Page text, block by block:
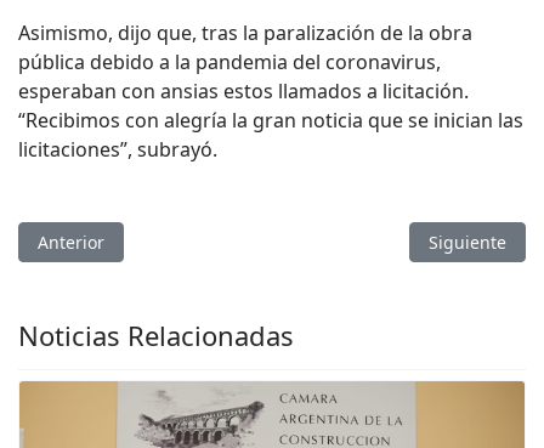
Asimismo, dijo que, tras la paralización de la obra
pública debido a la pandemia del coronavirus,
esperaban con ansias estos llamados a licitación.
“Recibimos con alegría la gran noticia que se inician las
licitaciones”, subrayó.
Artículo anterior: Quintela verificó avances en la
Anterior Artículo
Siguiente
Noticias Relacionadas